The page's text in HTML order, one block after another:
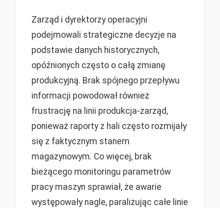
Zarząd i dyrektorzy operacyjni
podejmowali strategiczne decyzje na
podstawie danych historycznych,
opóźnionych często o całą zmianę
produkcyjną. Brak spójnego przepływu
informacji powodował również
frustrację na linii produkcja-zarząd,
ponieważ raporty z hali często rozmijały
się z faktycznym stanem
magazynowym. Co więcej, brak
bieżącego monitoringu parametrów
pracy maszyn sprawiał, że awarie
występowały nagle, paraliżując całe linie